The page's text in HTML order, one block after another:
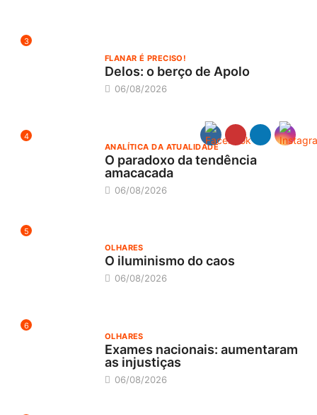
3
FLANAR É PRECISO!
Delos: o berço de Apolo
06/08/2026
4
ANALÍTICA DA ATUALIDADE
O paradoxo da tendência
amacacada
06/08/2026
5
OLHARES
O iluminismo do caos
06/08/2026
6
OLHARES
Exames nacionais: aumentaram
as injustiças
06/08/2026